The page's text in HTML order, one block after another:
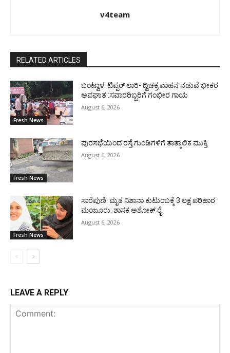
v4team
RELATED ARTICLES
Fresh News
ಬಂಟ್ವಾಳ: ಟಿಪ್ಪರ್ ಲಾರಿ- ದ್ವಿಚಕ್ರ ವಾಹನ ನಡುವೆ ಭೀಕರ
ಅಪಘಾತ :ಸವಾರರಿಬ್ಬರಿಗೆ ಗಂಭೀರ ಗಾಯ
August 6, 2026
Fresh News
ಪುರಸಭೆಯಿಂದ ರಸ್ತೆ ಗುಂಡಿಗಳಿಗೆ ತಾತ್ಕಾಲಿಕ ಮುಕ್ತಿ
August 6, 2026
Fresh News
ಸಾರೆಪುಣಿ: ಮೃತ ನಿಶಾನಾ ಕುಟುಂಬಕ್ಕೆ 3 ಲಕ್ಷ ಪರಿಹಾರ
ಮಂಜೂರು: ಶಾಸಕ ಅಶೋಕ್ ರೈ
August 6, 2026
LEAVE A REPLY